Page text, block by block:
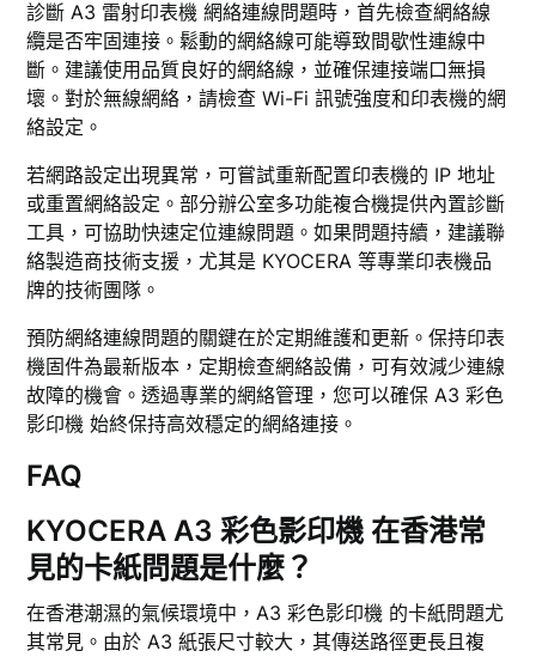
診斷 A3 雷射印表機 網絡連線問題時，首先檢查網絡線
纜是否牢固連接。鬆動的網絡線可能導致間歇性連線中
斷。建議使用品質良好的網絡線，並確保連接端口無損
壞。對於無線網絡，請檢查 Wi-Fi 訊號強度和印表機的網
絡設定。
若網路設定出現異常，可嘗試重新配置印表機的 IP 地址
或重置網絡設定。部分辦公室多功能複合機提供內置診斷
工具，可協助快速定位連線問題。如果問題持續，建議聯
絡製造商技術支援，尤其是 KYOCERA 等專業印表機品
牌的技術團隊。
預防網絡連線問題的關鍵在於定期維護和更新。保持印表
機固件為最新版本，定期檢查網絡設備，可有效減少連線
故障的機會。透過專業的網絡管理，您可以確保 A3 彩色
影印機 始終保持高效穩定的網絡連接。
FAQ
KYOCERA A3 彩色影印機 在香港常
見的卡紙問題是什麼？
在香港潮濕的氣候環境中，A3 彩色影印機 的卡紙問題尤
其常見。由於 A3 紙張尺寸較大，其傳送路徑更長且複